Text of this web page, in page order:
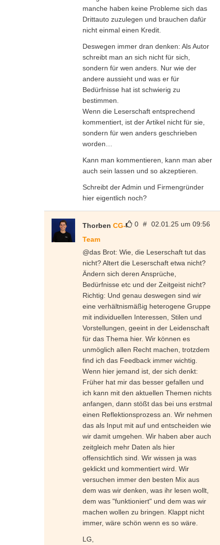
manche haben keine Probleme sich das
Drittauto zuzulegen und brauchen dafür
nicht einmal einen Kredit.
Deswegen immer dran denken: Als Autor
schreibt man an sich nicht für sich,
sondern für wen anders. Nur wie der
andere aussieht und was er für
Bedürfnisse hat ist schwierig zu
bestimmen.
Wenn die Leserschaft entsprechend
kommentiert, ist der Artikel nicht für sie,
sondern für wen anders geschrieben
worden…
Kann man kommentieren, kann man aber
auch sein lassen und so akzeptieren.
Schreibt der Admin und Firmengründer
hier eigentlich noch?
0 # 02.01.25 um 09:56
Thorben CG-
Team
@das Brot: Wie, die Leserschaft tut das
nicht? Altert die Leserschaft etwa nicht?
Ändern sich deren Ansprüche,
Bedürfnisse etc und der Zeitgeist nicht?
Richtig: Und genau deswegen sind wir
eine verhältnismäßig heterogene Gruppe
mit individuellen Interessen, Stilen und
Vorstellungen, geeint in der Leidenschaft
für das Thema hier. Wir können es
unmöglich allen Recht machen, trotzdem
find ich das Feedback immer wichtig.
Wenn hier jemand ist, der sich denkt:
Früher hat mir das besser gefallen und
ich kann mit den aktuellen Themen nichts
anfangen, dann stößt das bei uns erstmal
einen Reflektionsprozess an. Wir nehmen
das als Input mit auf und entscheiden wie
wir damit umgehen. Wir haben aber auch
zeitgleich mehr Daten als hier
offensichtlich sind. Wir wissen ja was
geklickt und kommentiert wird. Wir
versuchen immer den besten Mix aus
dem was wir denken, was ihr lesen wollt,
dem was "funktioniert" und dem was wir
machen wollen zu bringen. Klappt nicht
immer, wäre schön wenn es so wäre.
LG,